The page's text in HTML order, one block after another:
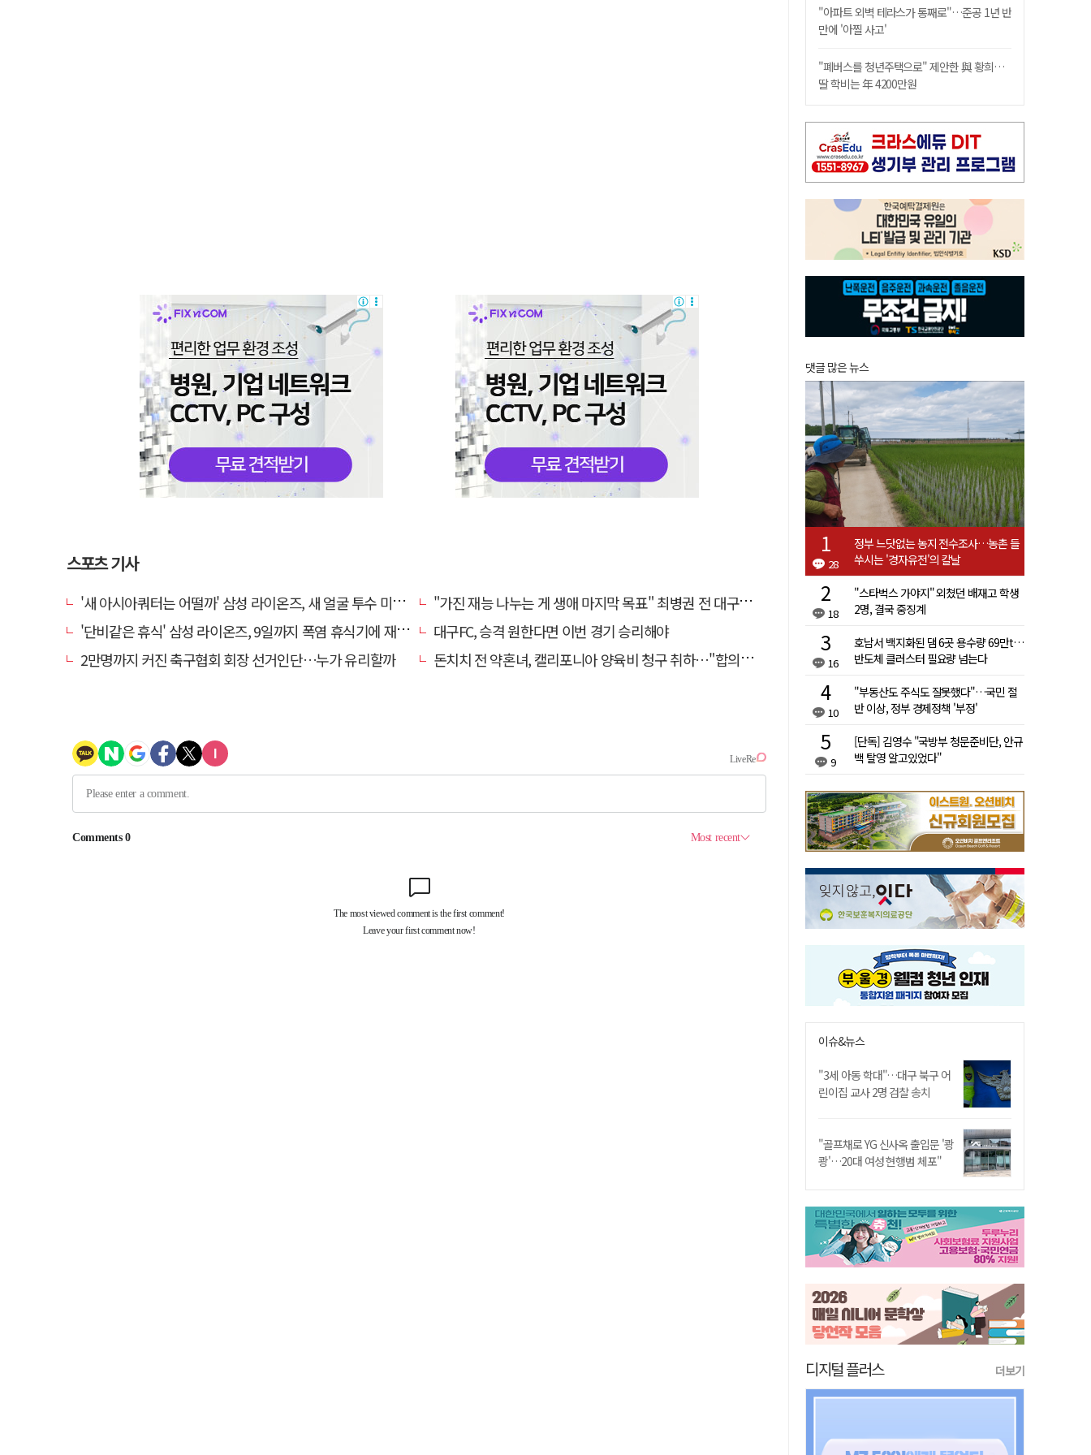
스포츠 기사
'새 아시아쿼터는 어떨까' 삼성 라이온즈, 새 얼굴 투수 미야모리 영입
"가진 재능 나누는 게 생애 마지막 목표" 최병권 전 대구체고 복싱 감독
'단비같은 휴식' 삼성 라이온즈, 9일까지 폭염 휴식기에 재정비
대구FC, 승격 원한다면 이번 경기 승리해야
2만명까지 커진 축구협회 회장 선거인단…누가 유리할까
돈치치 전 약혼녀, 캘리포니아 양육비 청구 취하…"합의로 해결"
"아파트 외벽 테라스가 통째로"…준공 1년 반
만에 '아찔 사고'
"폐버스를 청년주택으로" 제안한 與 황희…
딸 학비는 年 4200만원
댓글 많은 뉴스
28
정부 느닷없는 농지 전수조사…농촌 들
쑤시는 '경자유전'의 칼날
18
"스타벅스 가야지" 외쳤던 배재고 학생
2명, 결국 중징계
16
호남서 백지화된 댐 6곳 용수량 69만t…
반도체 클러스터 필요량 넘는다
10
"부동산도 주식도 잘못했다"…국민 절
반 이상, 정부 경제정책 '부정'
9
[단독] 김영수 "국방부 청문준비단, 안규
백 탈영 알고있었다"
이슈&뉴스
"3세 아동 학대"…대구 북구 어
린이집 교사 2명 검찰 송치
"골프채로 YG 신사옥 출입문 '쾅
쾅'…20대 여성 현행범 체포"
디지털 플러스 더보기